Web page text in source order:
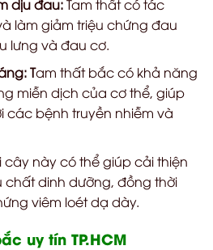
dịu đau:Tam thất có tác
làm giảm triệu chứng đau
lưng và đau cơ.
Tam thất bắc có khả năng
miễn dịch của cơ thể, giúp
các bệnh truyền nhiễm và
cây này có thể giúp cải thiện
chất dinh dưỡng, đồng thời
viêm loét dạ dày.
uy tín TP.HCM